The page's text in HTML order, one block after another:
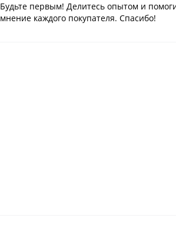
Будьте первым! Делитесь опытом и
мнение каждого покупателя. Спасибо!